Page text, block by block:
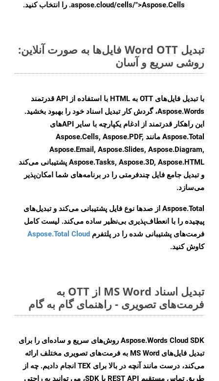
.aspose.cloud/cells/">Aspose.Cells را انتخاب کنید.
تبدیل Word OTT فایل‌ها به صورت آنلاین:
روشی سریع و آسان
با تبدیل فایل‌های OTT به HTML با استفاده از API قدرتمند
Aspose.Words، گردش کار تبدیل اسناد خود را بهبود بخشید.
این راهکار قدرتمند از ادغام یکپارچه با سایر APIهای
Aspose.Total مانند Aspose.Cells, Aspose.PDF,
Aspose.Email, Aspose.Slides, Aspose.Diagram,
Aspose.Tasks, Aspose.3D, Aspose.HTML پشتیبانی می‌کند
و تبدیل جامع فایل چندفرمتی را در برنامه‌های شما امکان‌پذیر
می‌سازد.
Aspose.Total از صدها نوع فایل پشتیبانی می‌کند و تبدیل‌های
پیچیده را با انعطاف‌پذیری بی‌نظیر ساده می‌کند. لیست کامل
فرمت‌های پشتیبانی شده را در پلتفرم Aspose.Total Cloud
کاوش کنید.
تبدیل اسناد MS Word از OTT به
فرمت‌های تصویری - راهنمای گام به گام
Aspose.Words Cloud SDK روش‌های سریع و ساده‌ای را برای
تبدیل فایل‌های MS Word به فرمت‌های تصویری مختلف ارائه
می‌کند، درست مانند آنچه در بالا برای TEX انجام دادیم. چه از
طریق تماس مستقیم REST API یا SDK، می توانید به راحتی